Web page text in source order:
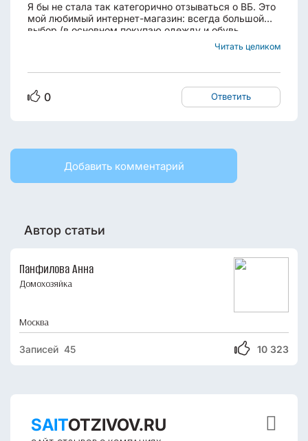
Я бы не стала так категорично отзываться о ВБ. Это
мой любимый интернет-магазин: всегда большой
выбор (в основном покупаю одежду и обувь,
периодически - бижутерию, текстиль для дома,
корм и вещи для кошек, мягкие игрушки,
Фанта). Да, я...
Читать целиком
0 Ответить
Добавить комментарий
Автор статьи
Панфилова Анна
Домохозяйка
Москва
10 323
Записей 45
SAITOTZIVOV.RU 